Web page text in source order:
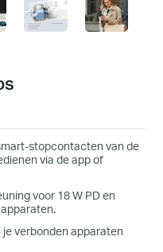
stopcontacten van de
via de app of
voor 18 W PD en
je verbonden apparaten